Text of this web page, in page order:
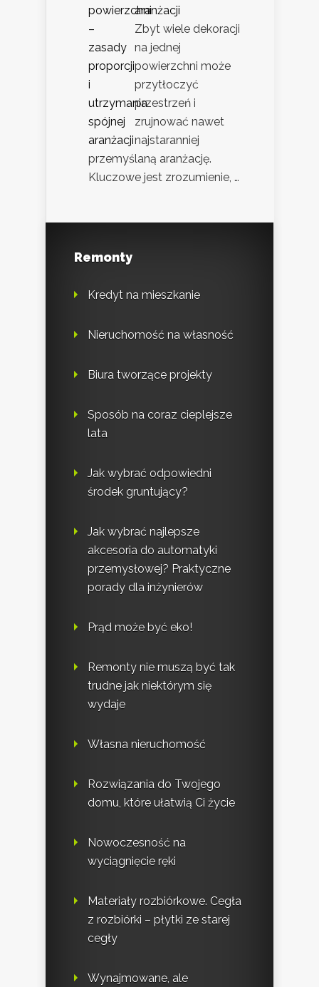
aranżacji
Zbyt wiele dekoracji
na jednej
powierzchni może
przytłoczyć
przestrzeń i
zrujnować nawet
najstaranniej
przemyślaną aranżację.
Kluczowe jest zrozumienie, …
Remonty
Kredyt na mieszkanie
Nieruchomość na własność
Biura tworzące projekty
Sposób na coraz cieplejsze
lata
Jak wybrać odpowiedni
środek gruntujący?
Jak wybrać najlepsze
akcesoria do automatyki
przemysłowej? Praktyczne
porady dla inżynierów
Prąd może być eko!
Remonty nie muszą być tak
trudne jak niektórym się
wydaje
Własna nieruchomość
Rozwiązania do Twojego
domu, które ułatwią Ci życie
Nowoczesność na
wyciągnięcie ręki
Materiały rozbiórkowe. Cegła
z rozbiórki – płytki ze starej
cegły
Wynajmowane, ale